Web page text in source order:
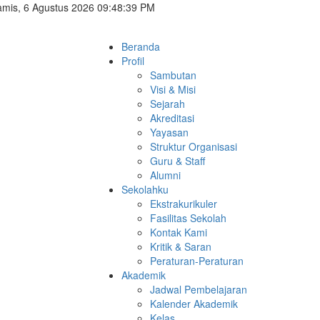
6 Agustus 2026 09:48:40 PM
Beranda
Profil
Sambutan
Visi & Misi
Sejarah
Akreditasi
Yayasan
Struktur Organisasi
Guru & Staff
Alumni
Sekolahku
Ekstrakurikuler
Fasilitas Sekolah
Kontak Kami
Kritik & Saran
Peraturan-Peraturan
Akademik
Jadwal Pembelajaran
Kalender Akademik